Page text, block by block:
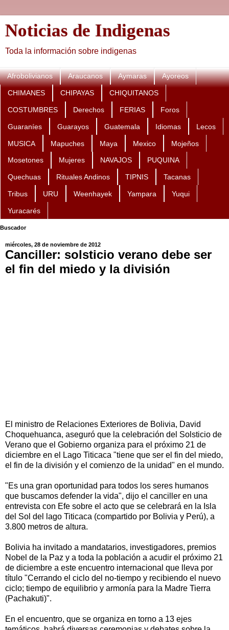
Noticias de Indigenas
Toda la información sobre indigenas
Afrobolivianos Araucanos Aymaras Ayoreos
CHIMANES CHIPAYAS CHIQUITANOS
COSTUMBRES Derechos FERIAS Foros
Guaraníes Guarayos Guatemala Idiomas Lecos
MUSICA Mapuches Maya Mexico Mojeños
Mosetones Mujeres NAVAJOS PUQUINA
Quechuas Rituales Andinos TIPNIS Tacanas
Tribus URU Weenhayek Yampara Yuqui
Yuracarés
Buscador
miércoles, 28 de noviembre de 2012
Canciller: solsticio verano debe ser
el fin del miedo y la división
El ministro de Relaciones Exteriores de Bolivia, David
Choquehuanca, aseguró que la celebración del Solsticio de
Verano que el Gobierno organiza para el próximo 21 de
diciembre en el Lago Titicaca "tiene que ser el fin del miedo,
el fin de la división y el comienzo de la unidad" en el mundo.
"Es una gran oportunidad para todos los seres humanos
que buscamos defender la vida", dijo el canciller en una
entrevista con Efe sobre el acto que se celebrará en la Isla
del Sol del lago Titicaca (compartido por Bolivia y Perú), a
3.800 metros de altura.
Bolivia ha invitado a mandatarios, investigadores, premios
Nobel de la Paz y a toda la población a acudir el próximo 21
de diciembre a este encuentro internacional que lleva por
título "Cerrando el ciclo del no-tiempo y recibiendo el nuevo
ciclo; tiempo de equilibrio y armonía para la Madre Tierra
(Pachakuti)".
En el encuentro, que se organiza en torno a 13 ejes